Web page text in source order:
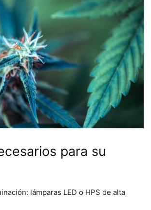
para su
lámparas LED o HPS de alta